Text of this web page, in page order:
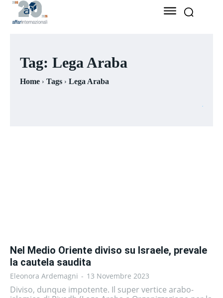
Tag: Lega Araba
Home Tags Lega Araba
Nel Medio Oriente diviso su Israele, prevale
la cautela saudita
Eleonora Ardemagni - 13 Novembre 2023
Diviso, dunque impotente. Il super vertice arabo-